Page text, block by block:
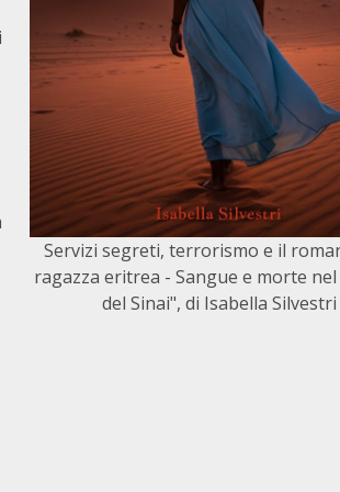
Servizi segreti, terrorismo e il
ragazza eritrea - Sangue e morte
del Sinai", di Isabella Silvestri